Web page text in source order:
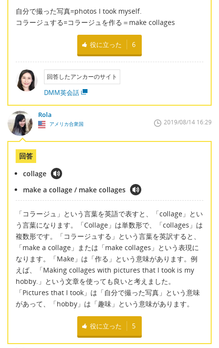
自分で撮った写真=photos I took myself.
コラージュする=コラージュを作る＝make collages
役に立った 6
回答したアンカーのサイト
DMM英会話
Rola
アメリカ合衆国 2019/08/14 16:29
回答
collage
make a collage / make collages
「コラージュ」という言葉を英語で表すと、「collage」とい
う言葉になります。「Collage」は単数形で、「collages」は
複数形です。「コラージュする」という言葉を英訳すると、
「make a collage」または「make collages」という表現に
なります。「Make」は「作る」という意味があります。例
えば、「Making collages with pictures that I took is my
hobby.」という文章を使っても良いと考えました。
「Pictures that I took」は「自分で撮った写真」という意味
があって、「hobby」は「趣味」という意味があります。
役に立った 5